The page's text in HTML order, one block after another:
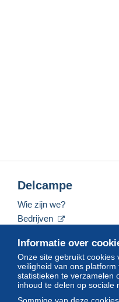
Informatie over
Onze site gebruikt
veiligheid van ons
statistieken te verzamelen
inhoud te delen op sociale
Delcampe
Wie zijn we?
Bedrijven
Neem contact met ons op